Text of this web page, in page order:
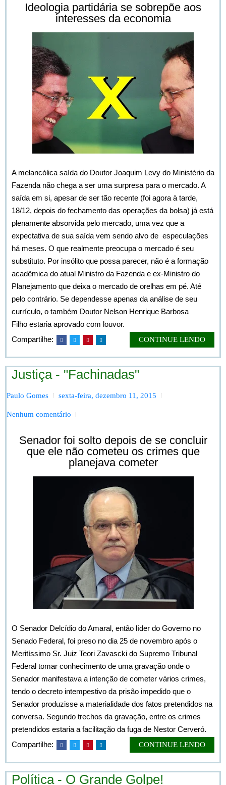
Ideologia partidária se sobrepõe aos
interesses da economia
A melancólica saída do Doutor Joaquim Levy do Ministério da
Fazenda não chega a ser uma surpresa para o mercado. A
saída em si, apesar de ser tão recente (foi agora à tarde,
18/12, depois do fechamento das operações da bolsa) já está
plenamente absorvida pelo mercado, uma vez que a
expectativa de sua saída vem sendo alvo de especulações
há meses. O que realmente preocupa o mercado é seu
substituto. Por insólito que possa parecer, não é a formação
acadêmica do atual Ministro da Fazenda e ex-Ministro do
Planejamento que deixa o mercado de orelhas em pé. Até
pelo contrário. Se dependesse apenas da análise de seu
currículo, o também Doutor Nelson Henrique Barbosa
Filho estaria aprovado com louvor.
Compartilhe:
CONTINUE LENDO
Justiça - "Fachinadas"
Paulo Gomes sexta-feira, dezembro 11, 2015
Nenhum comentário
Senador foi solto depois de se concluir
que ele não cometeu os crimes que
planejava cometer
O Senador Delcídio do Amaral, então líder do Governo no
Senado Federal, foi preso no dia 25 de novembro após o
Meritíssimo Sr. Juiz Teori Zavascki do Supremo Tribunal
Federal tomar conhecimento de uma gravação onde o
Senador manifestava a intenção de cometer vários crimes,
tendo o decreto intempestivo da prisão impedido que o
Senador produzisse a materialidade dos fatos pretendidos na
conversa. Segundo trechos da gravação, entre os crimes
pretendidos estaria a facilitação da fuga de Nestor Cerveró.
Compartilhe:
CONTINUE LENDO
Política - O Grande Golpe!